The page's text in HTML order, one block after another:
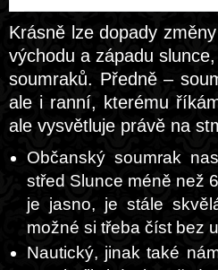
Krásně lze dopady
východu a západu
soumraků. Předně –
ale i ranní, kterému
ale vysvětluje právě na
Občanský soumrak
střed Slunce méně než
je jasno, je stále
možné si třeba číst bez
Nautický, jinak také